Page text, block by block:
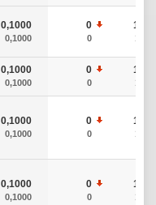
0,1000
0,1000
0
0
10
10
0,1000
0,1000
0
0
10
10
0,1000
0,1000
0
0
10
10
0,1000
0,1000
0
0
10
10